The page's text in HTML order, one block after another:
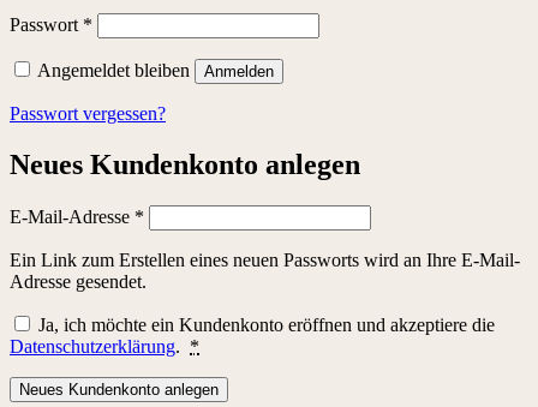
Passwort *
Angemeldet bleiben Anmelden
Passwort vergessen?
Neues Kundenkonto anlegen
E-Mail-Adresse *
Ein Link zum Erstellen eines neuen Passworts wird an Ihre E-Mail-
Adresse gesendet.
Ja, ich möchte ein Kundenkonto eröffnen und akzeptiere die
Datenschutzerklärung. *
Neues Kundenkonto anlegen